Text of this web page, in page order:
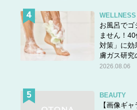
WELLNESS
お風呂でゴ
ません！
対策」に効
膚ガス研究
2026.08.06
BEAUTY
【画像ギ